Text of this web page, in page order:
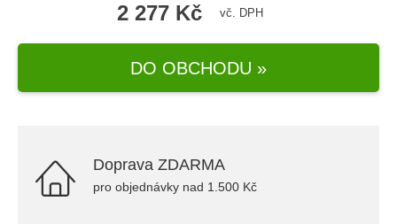
2 277 Kč vč. DPH
DO OBCHODU »
Doprava ZDARMA
pro objednávky nad 1.500 Kč